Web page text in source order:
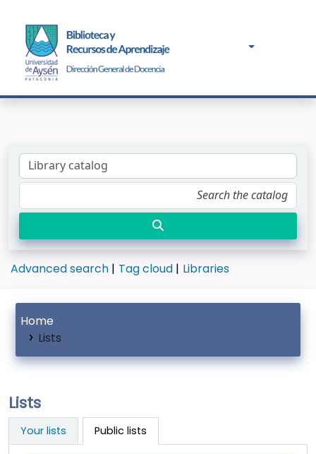
Advanced search Tag cloud Libraries
Home
Lists
Lists
Your lists Public lists